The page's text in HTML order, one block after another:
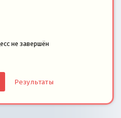
не завершён
Результаты